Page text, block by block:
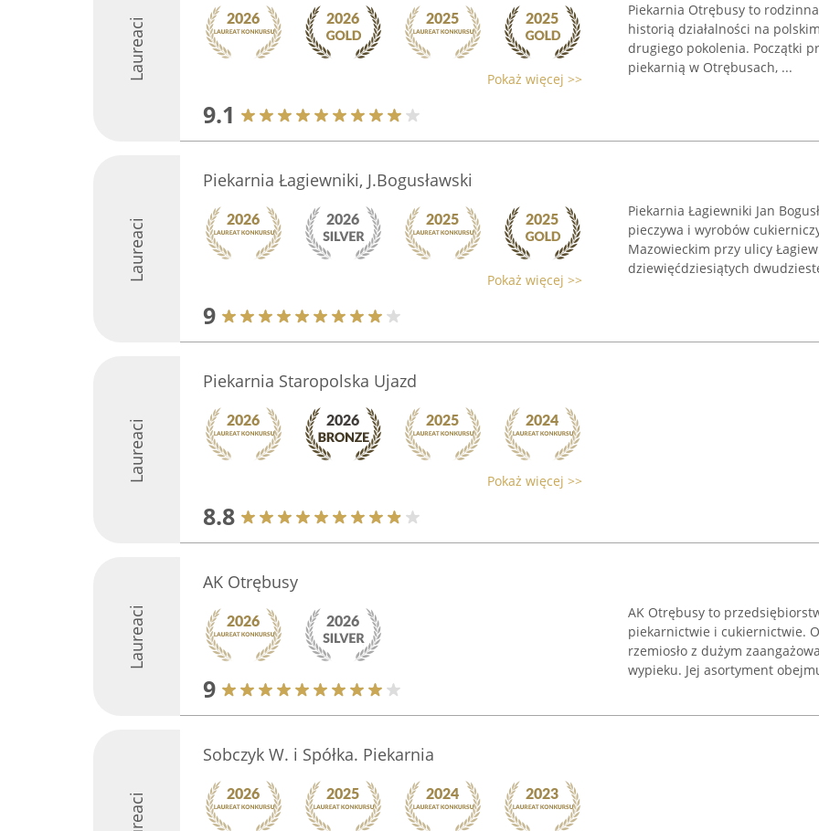
Laureaci Pokaż więcej >>
9.1
Piekarnia Otrębusy to
historią działalności na
drugiego pokolenia. Początki
piekarnią w Otrębusach, ...
Laureaci
Piekarnia Łagiewniki, J.Bogusławski
Pokaż więcej >>
9
Piekarnia Łagiewniki Jan
pieczywa i wyrobów
Mazowieckim przy ulicy
dziewięćdziesiątych
Laureaci
Piekarnia Staropolska Ujazd
Pokaż więcej >>
8.8
Laureaci
AK Otrębusy
9
AK Otrębusy to
piekarnictwie i cukiernictwie.
rzemiosło z dużym
wypieku. Jej asortyment
Sobczyk W. i Spółka. Piekarnia